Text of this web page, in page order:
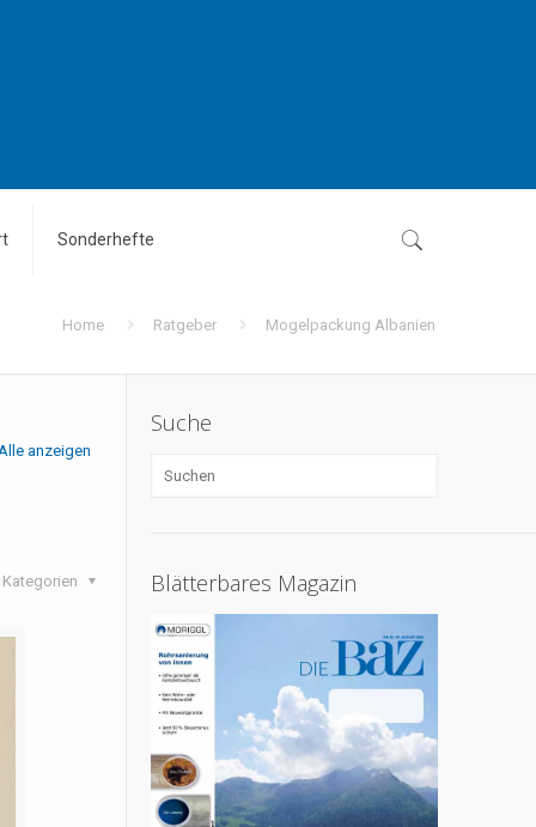
Sonderhefte
Home Ratgeber Mogelpackung Albanien
anzeigen
Kategorien
Suche
Blätterbares Magazin